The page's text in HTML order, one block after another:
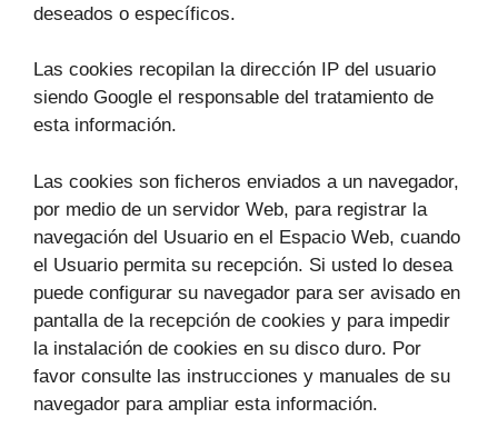
deseados o específicos.
Las cookies recopilan la dirección IP del usuario
siendo Google el responsable del tratamiento de
esta información.
Las cookies son ficheros enviados a un navegador,
por medio de un servidor Web, para registrar la
navegación del Usuario en el Espacio Web, cuando
el Usuario permita su recepción. Si usted lo desea
puede configurar su navegador para ser avisado en
pantalla de la recepción de cookies y para impedir
la instalación de cookies en su disco duro. Por
favor consulte las instrucciones y manuales de su
navegador para ampliar esta información.